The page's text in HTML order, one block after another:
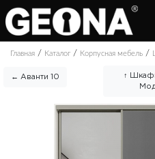
Главная / Каталог / Корпусная мебель /
← Аванти 10
↑